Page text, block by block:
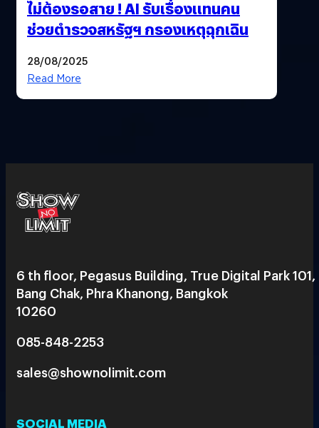
ไม่ต้องรอสาย ! AI รับเรื่องแทนคน
ช่วยตำรวจสหรัฐฯ กรองเหตุฉุกเฉิน
28/08/2025
Read More
6 th floor, Pegasus Building, True Digital Park 101,
Bang Chak, Phra Khanong, Bangkok
10260
085-848-2253
sales@shownolimit.com
SOCIAL MEDIA